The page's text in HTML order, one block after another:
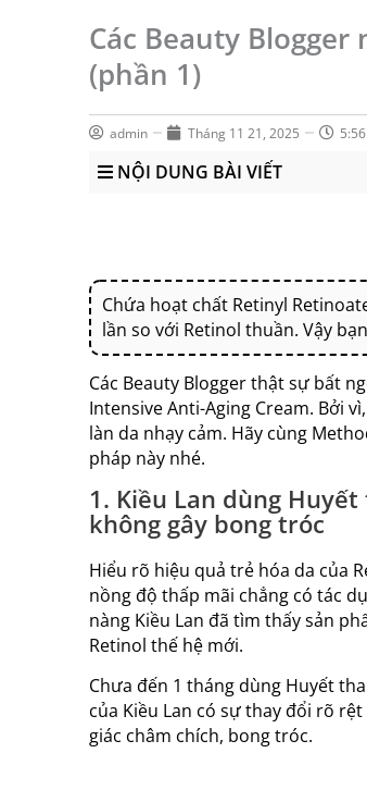
Các Beauty
(phần 1)
admin Tháng 11 21, 2025
NỘI DUNG BÀI VIẾT
Chứa hoạt chất Retinyl
lần so với Retinol thuần. Vậy
Các Beauty Blogger thật sự bất
Intensive Anti-Aging Cream. Bởi
làn da nhạy cảm. Hãy cùng
pháp này nhé.
1. Kiều Lan dùng
không gây bong tróc
Hiểu rõ hiệu quả trẻ hóa da của
nồng độ thấp mãi chẳng có tác
nàng Kiều Lan đã tìm thấy sản
Retinol thế hệ mới.
Chưa đến 1 tháng dùng Huyết
của Kiều Lan có sự thay đổi rõ
giác châm chích, bong tróc.